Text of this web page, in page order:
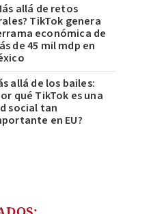
allá de retos
TikTok genera
económica de
de 45 mil mdp en
allá de los bailes:
qué TikTok es una
social tan
en EU?